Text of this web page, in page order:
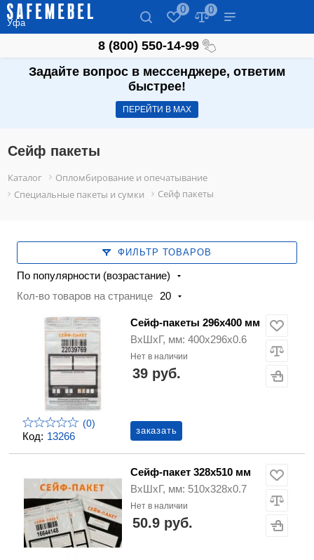
Уфа
0 0
8 (800) 550-14-99
Задайте вопрос в мессенджере, ответим
быстрее!
ПЕРЕЙТИ В МАХ
Сейф пакеты
Каталог
Опломбирование и опечатывание
Специальные пакеты и сумки
Сейф пакеты
ФИЛЬТР ТОВАРОВ
По популярности (возрастание)
Кол-во товаров на странице
20
Код: 13266
(0)
Сейф-пакеты 296х400 мм
ВхШхГ, мм: 400х296х0.6
Нет в наличии
39 руб.
заказать
Сейф-пакет 328х510 мм
ВхШхГ, мм: 510х328х0.7
Нет в наличии
50.9 руб.